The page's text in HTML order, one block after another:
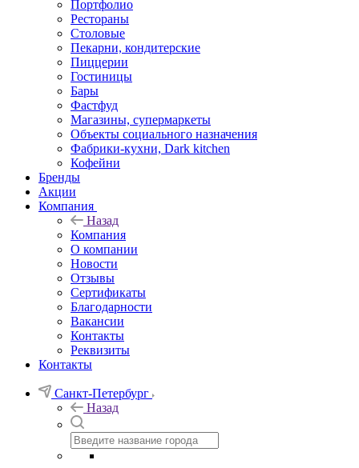
Портфолио
Рестораны
Столовые
Пекарни, кондитерские
Пиццерии
Гостиницы
Бары
Фастфуд
Магазины, супермаркеты
Объекты социального назначения
Фабрики-кухни, Dark kitchen
Кофейни
Бренды
Акции
Компания
Назад
Компания
О компании
Новости
Отзывы
Сертификаты
Благодарности
Вакансии
Контакты
Реквизиты
Контакты
Санкт-Петербург
Назад